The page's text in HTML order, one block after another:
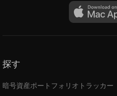
探す
暗号資産ポートフォリオトラッカー